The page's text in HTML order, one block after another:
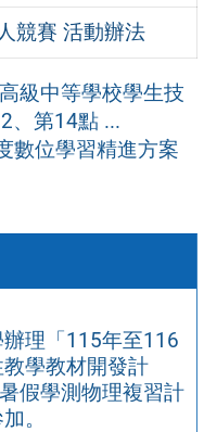
理「115年至116
學教材開發計
假學測物理複習計
。
競賽 活動辦法
高級中等學校學生技
、第14點 ...
數位學習精進方案